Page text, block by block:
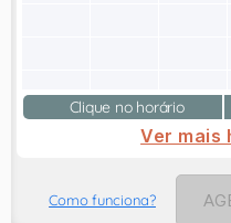
Clique no horário
Ver mais
Como funciona?